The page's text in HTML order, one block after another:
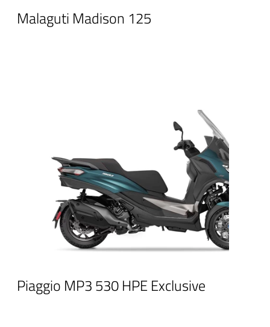
Malaguti Madison 125
Piaggio MP3 530 HPE Exclusive